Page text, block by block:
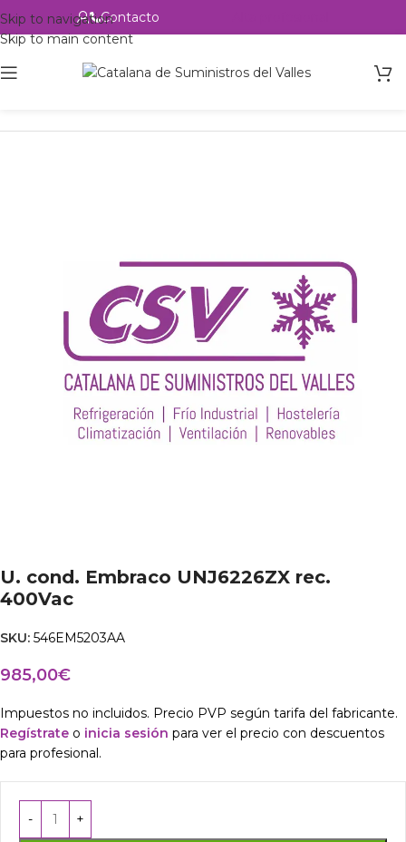
Skip to navigation
Skip to main content
Contacto
U. cond. Embraco UNJ6226ZX rec.
400Vac
SKU: 546EM5203AA
985,00€
Impuestos no incluidos. Precio PVP según tarifa del fabricante.
Regístrate o inicia sesión para ver el precio con descuentos
para profesional.